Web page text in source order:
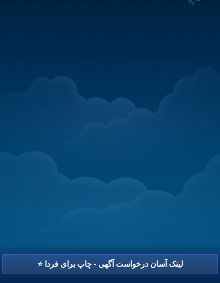
⭐ لینک آسان درخواست آگهی - چاپ برای فردا